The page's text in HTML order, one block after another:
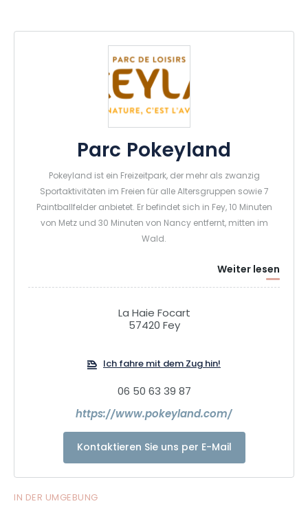
Parc Pokeyland
Pokeyland ist ein Freizeitpark, der mehr als zwanzig
Sportaktivitäten im Freien für alle Altersgruppen sowie 7
Paintballfelder anbietet. Er befindet sich in Fey, 10 Minuten
von Metz und 30 Minuten von Nancy entfernt, mitten im
Wald.
Weiter lesen
La Haie Focart
57420 Fey
Ich fahre mit dem Zug hin!
06 50 63 39 87
https://www.pokeyland.com/
Kontaktieren Sie uns per E-Mail
IN DER UMGEBUNG